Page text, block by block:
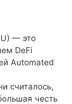
— это
DeFi
Automated
считалось,
честь